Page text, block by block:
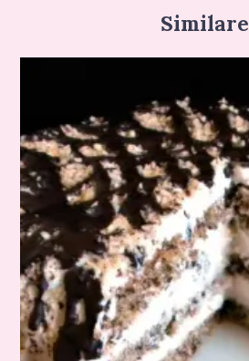
Similare